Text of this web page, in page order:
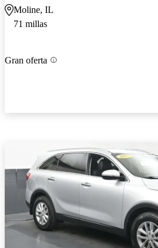
Moline, IL
71 millas
Gran oferta